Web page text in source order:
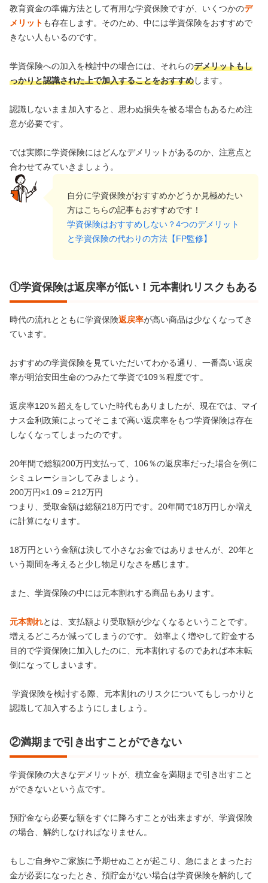
教育資金の準備方法として有用な学資保険ですが、いくつかのデ
メリット も存在します。そのため、中には学資保険をおすすめで
きない人もいるのです。
学資保険への加入を検討中の場合には、それらのデメリットもし
っかりと認識された上で加入することをおすすめします。
認識しないまま加入すると、思わぬ損失を被る場合もあるため注
意が必要です。
では実際に学資保険にはどんなデメリットがあるのか、注意点と
合わせてみていきましょう。
自分に学資保険がおすすめかどうか見極めたい
方はこちらの記事もおすすめです！
学資保険はおすすめしない？4つのデメリット
と学資保険の代わりの方法【FP監修】
①学資保険は返戻率が低い！元本割れリスクもある
時代の流れとともに学資保険返戻率が高い商品は少なくなってき
ています。
おすすめの学資保険を見ていただいてわかる通り、一番高い返戻
率が明治安田生命のつみたて学資で109％程度です。
返戻率120％超えをしていた時代もありましたが、現在では、マイ
ナス金利政策によってそこまで高い返戻率をもつ学資保険は存在
しなくなってしまったのです。
20年間で総額200万円支払って、106％の返戻率だった場合を例に
シミュレーションしてみましょう。
200万円×1.09 = 212万円
つまり、受取金額は総額218万円です。20年間で18万円しか増え
に計算になります。
18万円という金額は決して小さなお金ではありませんが、20年と
いう期間を考えると少し物足りなさを感じます。
また、学資保険の中には元本割れする商品もあります。
元本割れとは、支払額より受取額が少なくなるということです。
増えるどころか減ってしまうのです。 効率よく増やして貯金する
目的で学資保険に加入したのに、元本割れするのであれば本末転
倒になってしまいます。
学資保険を検討する際、元本割れのリスクについてもしっかりと
認識して加入するようにしましょう。
②満期まで引き出すことができない
学資保険の大きなデメリットが、積立金を満期まで引き出すこと
ができないという点です。
預貯金なら必要な額をすぐに降ろすことが出来ますが、学資保険
の場合、解約しなければなりません。
もしご自身やご家族に予期せぬことが起こり、急にまとまったお
金が必要になったとき、預貯金がない場合は学資保険を解約して